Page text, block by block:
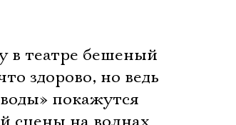
в театре бешеный
здорово, но ведь
покажутся